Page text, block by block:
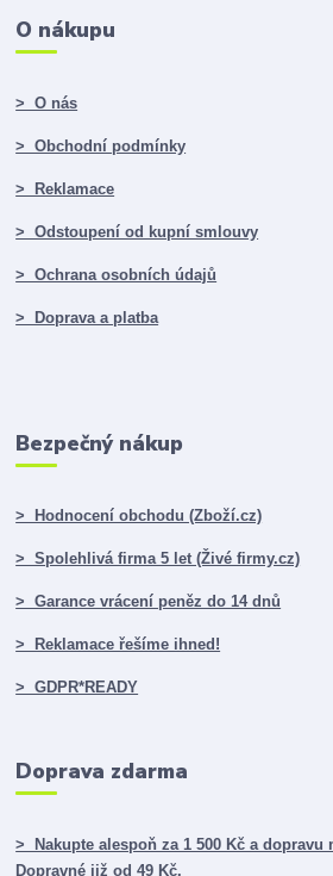
O nákupu
> O nás
> Obchodní podmínky
> Reklamace
> Odstoupení od kupní smlouvy
> Ochrana osobních údajů
> Doprava a platba
Bezpečný nákup
> Hodnocení obchodu (Zboží.cz)
> Spolehlivá firma 5 let (Živé firmy.cz)
> Garance vrácení peněz do 14 dnů
> Reklamace řešíme ihned!
> GDPR*READY
Doprava zdarma
> Nakupte alespoň za 1 500 Kč a dopravu
Dopravné již od 49 Kč.